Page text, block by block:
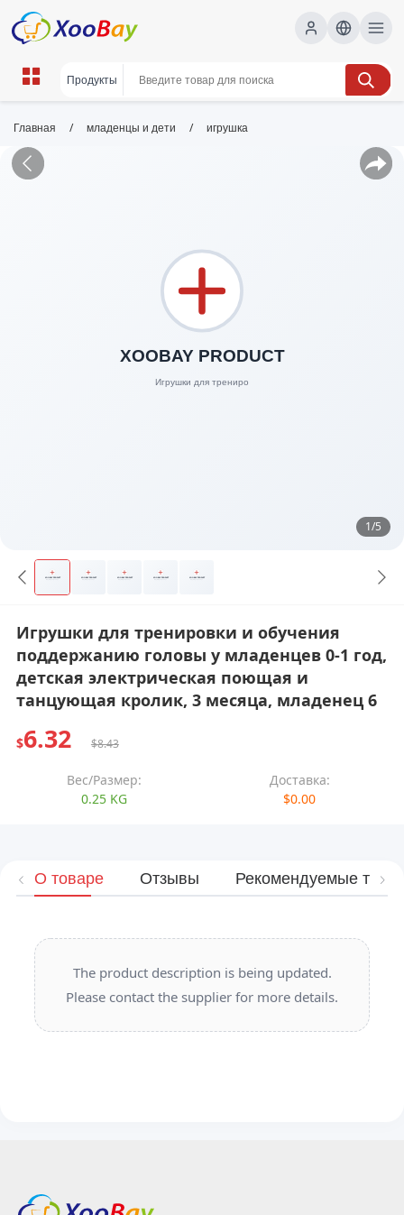
Главная / младенцы и дети / игрушка
1/5
Игрушки для тренировки и обучения
поддержанию головы у младенцев 0-1 год,
детская электрическая поющая и
танцующая кролик, 3 месяца, младенец 6
$6.32 $8.43
Вес/Размер:
0.25 KG
Доставка:
$0.00
О товаре Отзывы Рекомендуемые
The product description is being updated.
Please contact the supplier for more details.